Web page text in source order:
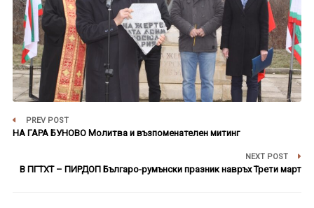
PREV POST
НА ГАРА БУНОВО Молитва и възпоменателен митинг
NEXT POST
В ПГТХТ – ПИРДОП Българо-румънски празник навръх Трети март